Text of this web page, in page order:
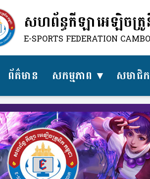
សហព័ន្ធកីឡាអេឡិចត្រូ
E-SPORTS FEDERATION
ព័ត៌មាន សកម្មភាព សមាជិក